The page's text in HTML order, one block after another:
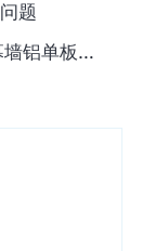
题
金供应商？